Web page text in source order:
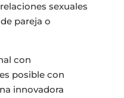
sexuales
pareja o
con
posible con
innovadora